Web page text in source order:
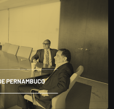
Alto contraste